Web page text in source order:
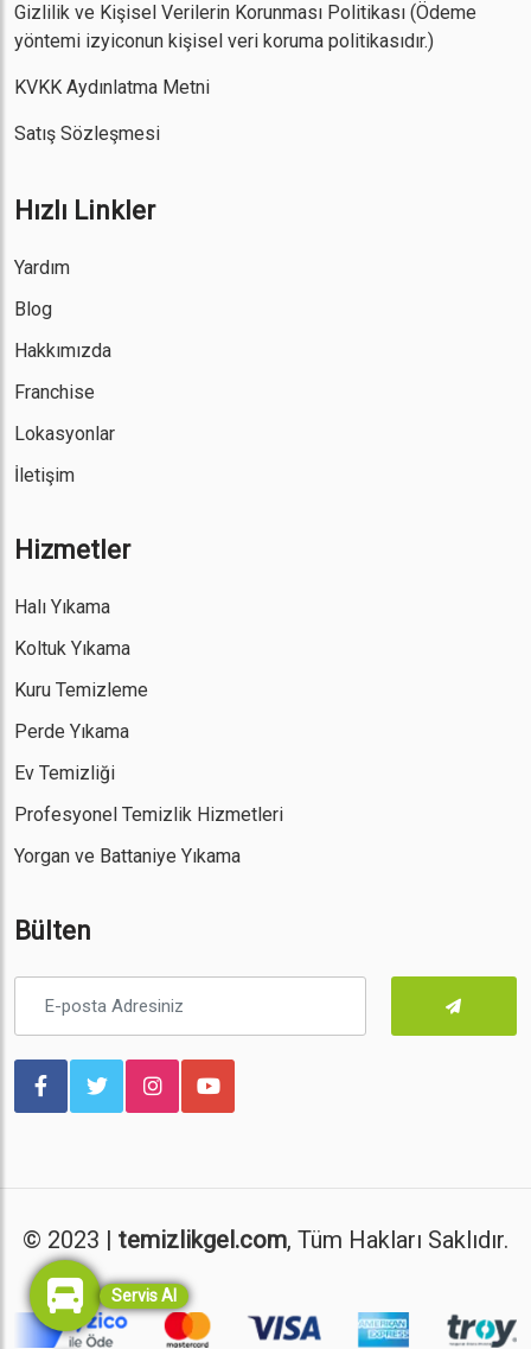
Gizlilik ve Kişisel Verilerin Korunması Politikası (Ödeme
yöntemi izyiconun kişisel veri koruma politikasıdır.)
KVKK Aydınlatma Metni
Satış Sözleşmesi
Hızlı Linkler
Yardım
Blog
Hakkımızda
Franchise
Lokasyonlar
İletişim
Hizmetler
Halı Yıkama
Koltuk Yıkama
Kuru Temizleme
Perde Yıkama
Ev Temizliği
Profesyonel Temizlik Hizmetleri
Yorgan ve Battaniye Yıkama
Bülten
© 2023 | temizlikgel.com, Tüm Hakları Saklıdır.
Servis Al